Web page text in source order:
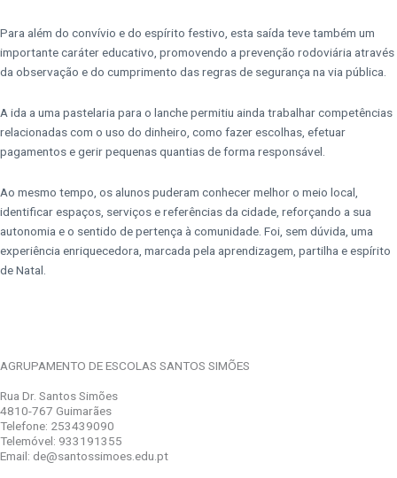
Para além do convívio e do espírito festivo, esta saída teve também um
importante caráter educativo, promovendo a prevenção rodoviária através
da observação e do cumprimento das regras de segurança na via pública.
A ida a uma pastelaria para o lanche permitiu ainda trabalhar competências
relacionadas com o uso do dinheiro, como fazer escolhas, efetuar
pagamentos e gerirpequenas quantias de forma responsável.
Ao mesmo tempo, os alunos puderam conhecer melhor o meio local,
identificar espaços, serviços e referências da cidade, reforçando a sua
autonomia e o sentido de pertença à comunidade. Foi, sem dúvida, uma
experiência enriquecedora, marcada pela aprendizagem, partilha e espírito
deNatal.
AGRUPAMENTO DE ESCOLAS SANTOS SIMÕES
Rua Dr. Santos Simões
4810-767 Guimarães
Telefone: 253439090
Telemóvel: 933191355
Email: de@santossimoes.edu.pt